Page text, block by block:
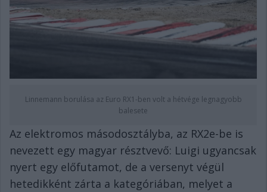
Linnemann borulása az Euro RX1-ben volt a hétvége legnagyobb
balesete
Az elektromos másodosztályba, az RX2e-be is
nevezett egy magyar résztvevő: Luigi ugyancsak
nyert egy előfutamot, de a versenyt végül
hetedikként zárta a kategóriában, melyet a